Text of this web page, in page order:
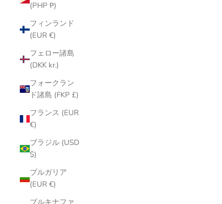
(PHP ₱)
フィンランド
(EUR €)
フェロー諸島
(DKK kr.)
フォークラン
ド諸島 (FKP £)
フランス (EUR
€)
ブラジル (USD
$)
ブルガリア
(EUR €)
ブルキナファ